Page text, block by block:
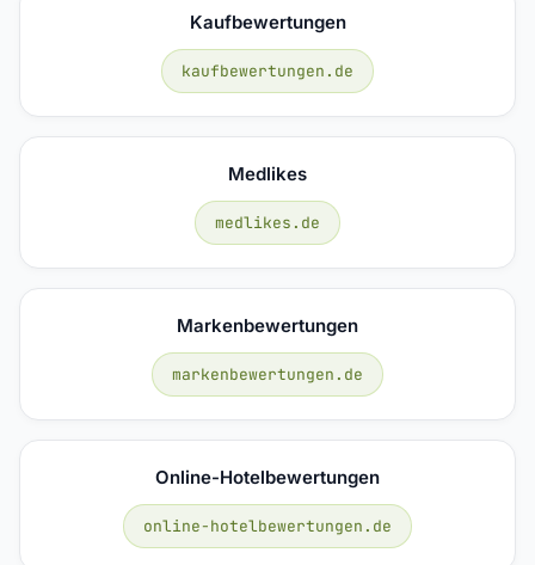
Kaufbewertungen
kaufbewertungen.de
Medlikes
medlikes.de
Markenbewertungen
markenbewertungen.de
Online-Hotelbewertungen
online-hotelbewertungen.de